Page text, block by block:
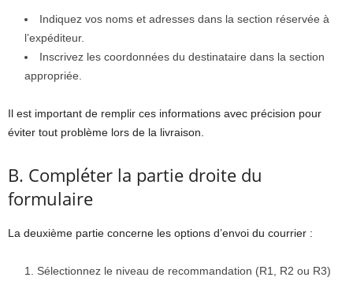
Indiquez vos noms et adresses dans la section réservée à
l’expéditeur.
Inscrivez les coordonnées du destinataire dans la section
appropriée.
Il est important de remplir ces informations avec précision pour
éviter tout problème lors de la livraison.
B. Compléter la partie droite du
formulaire
La deuxième partie concerne les options d’envoi du courrier :
Sélectionnez le niveau de recommandation (R1, R2 ou R3)